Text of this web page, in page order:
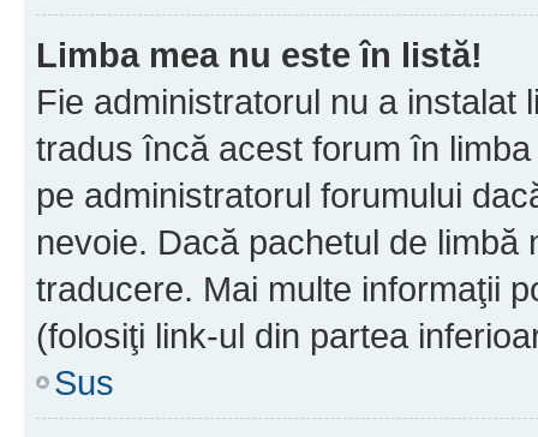
Limba mea nu este în listă!
Fie administratorul nu a instalat
tradus încă acest forum în
pe administratorul forumului
nevoie. Dacă pachetul de
traducere. Mai multe informaţii
(folosiţi link-ul din partea
Sus